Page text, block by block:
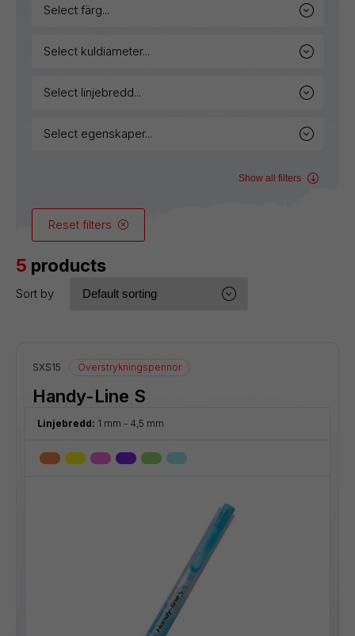
select färg...
select kuldiameter...
select linjebredd...
select egenskaper...
Show all filters
Reset filters
5 products
Sort by
SXS15 Överstrykningspennor
Handy-Line S
Linjebredd: 1 mm - 4,5 mm